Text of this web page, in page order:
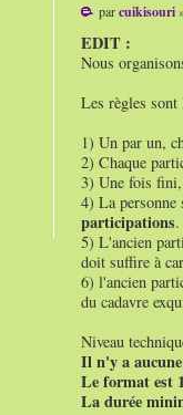
parcuikisouri
EDIT :
Nous
Les règles sont
1) Un par un,
2) Chaque
3) Une fois
4) La personne
participations.
5) L'ancien
doit suffire à
6) l'ancien
du cadavre
Niveau
Il n'y a
Le format est
La durée